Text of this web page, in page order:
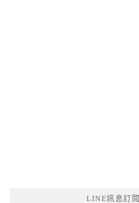
LINE訊息訂閱